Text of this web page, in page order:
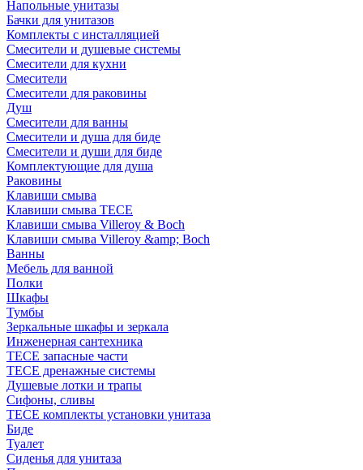
Напольные унитазы
Бачки для унитазов
Комплекты с инсталляцией
Смесители и душевые системы
Смесители для кухни
Смесители
Смесители для раковины
Душ
Смесители для ванны
Смесители и душа для биде
Смесители и души для биде
Комплектующие для душа
Раковины
Клавиши смыва
Клавиши смыва TECE
Клавиши смыва Villeroy & Boch
Клавиши смыва Villeroy &amp; Boch
Ванны
Мебель для ванной
Полки
Шкафы
Тумбы
Зеркальные шкафы и зеркала
Инженерная сантехника
TECE запасные части
TECE дренажные системы
Душевые лотки и трапы
Сифоны, сливы
TECE комплекты установки унитаза
Биде
Туалет
Сиденья для унитаза